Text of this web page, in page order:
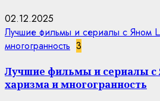
02.12.2025
Лучшие фильмы и сериалы с Яном
многогранность 3
Лучшие фильмы и сериалы
харизма и многогранность